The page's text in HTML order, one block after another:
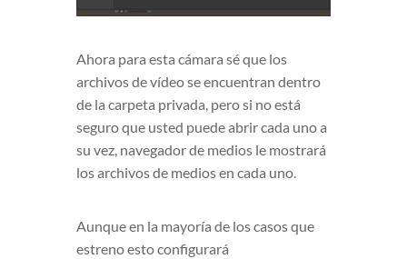
Ahora para esta cámara sé que los
archivos de vídeo se encuentran dentro
de la carpeta privada, pero si no está
seguro que usted puede abrir cada uno a
su vez, navegador de medios le mostrará
los archivos de medios en cada uno.
Aunque en la mayoría de los casos que
estreno esto configurará